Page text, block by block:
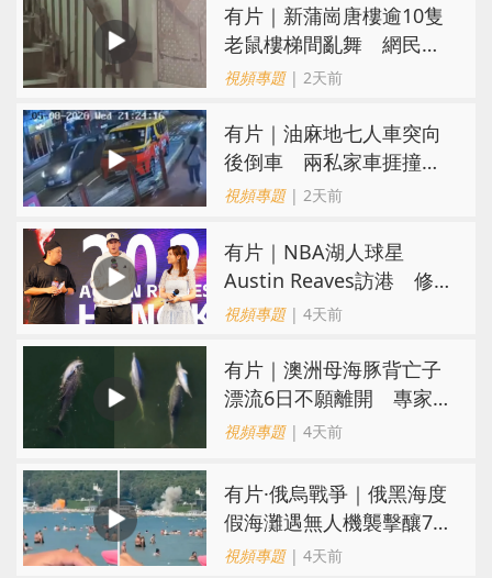
有片｜新蒲崗唐樓逾10隻
老鼠樓梯間亂舞 網民嚇
親：每次經過都要好大勇
視頻專題| 2天前
有片｜油麻地七人車突向
後倒車 兩私家車捱撞
司機不顧而去
視頻專題| 2天前
有片｜NBA湖人球星
Austin Reaves訪港 修
頓與青少年交流球技
視頻專題| 4天前
有片｜澳洲母海豚背亡子
漂流6日不願離開 專家：
極度悲傷下的哀悼行為
視頻專題| 4天前
​有片·俄烏戰爭｜俄黑海度
假海灘遇無人機襲擊釀7死
40傷 俄烏各執一詞
視頻專題| 4天前